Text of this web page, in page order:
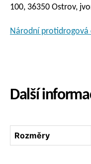
100, 36350 Ostrov,
Národní protidrogová
Další
Rozměry